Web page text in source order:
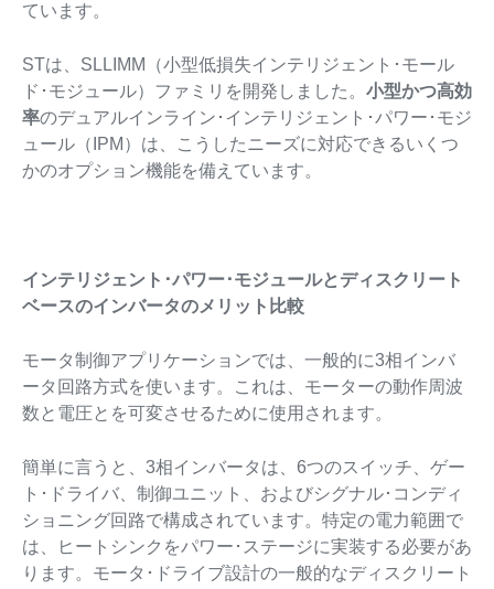
ています。
STは、SLLIMM（小型低損失インテリジェント･モール
ド･モジュール）ファミリを開発しました。 小型かつ高効
率のデュアルインライン･インテリジェント･パワー･モジ
ュール（IPM）は、こうしたニーズに対応できるいくつ
かのオプション機能を備えています。
インテリジェント･パワー･モジュールとディスクリート
ベースのインバータのメリット比較
モータ制御アプリケーションでは、一般的に3相インバ
ータ回路方式を使います。これは、モーターの動作周波
数と電圧とを可変させるために使用されます。
簡単に言うと、3相インバータは、6つのスイッチ、ゲー
ト･ドライバ、制御ユニット、およびシグナル･コンディ
ショニング回路で構成されています。特定の電力範囲で
は、ヒートシンクをパワー･ステージに実装する必要があ
ります。モータ･ドライブ設計の一般的なディスクリート